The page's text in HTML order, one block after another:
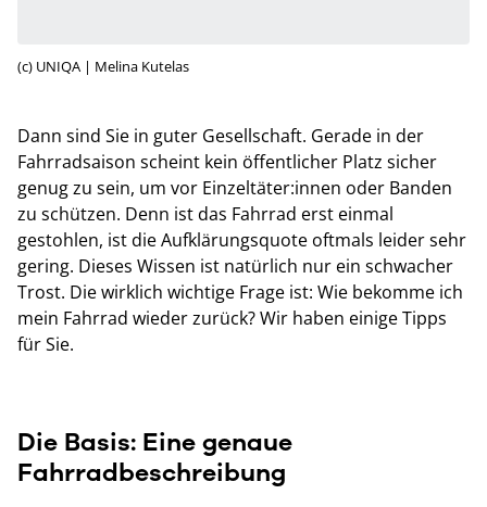
(c) UNIQA | Melina Kutelas
Dann sind Sie in guter Gesellschaft. Gerade in der
Fahrradsaison scheint kein öffentlicher Platz sicher
genug zu sein, um vor Einzeltäter:innen oder Banden
zu schützen. Denn ist das Fahrrad erst einmal
gestohlen, ist die Aufklärungsquote oftmals leider sehr
gering. Dieses Wissen ist natürlich nur ein schwacher
Trost. Die wirklich wichtige Frage ist: Wie bekomme ich
mein Fahrrad wieder zurück? Wir haben einige Tipps
für Sie.
Die Basis: Eine genaue
Fahrradbeschreibung